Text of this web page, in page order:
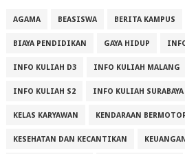
AGAMA BEASISWA BERITA KAMPUS
BIAYA PENDIDIKAN GAYA HIDUP
INFO KULIAH D3 INFO KULIAH MALANG
INFO KULIAH S2 INFO KULIAH SURABAYA
KELAS KARYAWAN KENDARAAN
KESEHATAN DAN KECANTIKAN